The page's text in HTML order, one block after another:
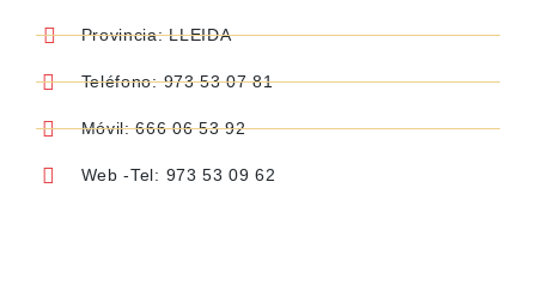
Provincia: LLEIDA
Teléfono: 973 53 07 81
Móvil: 666 06 53 92
Web -Tel: 973 53 09 62